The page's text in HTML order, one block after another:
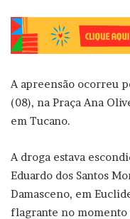
A apreensão ocorreu
(08), na Praça Ana
em Tucano.
A droga estava
Eduardo dos Santos
Damasceno, em
flagrante no momento